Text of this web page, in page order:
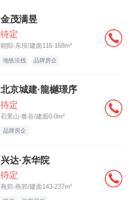
金茂满昱
待定
朝阳-东坝/建面116-168m²
地铁沿线 品牌房企
北京城建·龍樾璟序
待定
石景山-鲁谷/建面0-0m²
品牌房企
兴达·东华院
待定
燕郊-燕郊/建面143-237m²